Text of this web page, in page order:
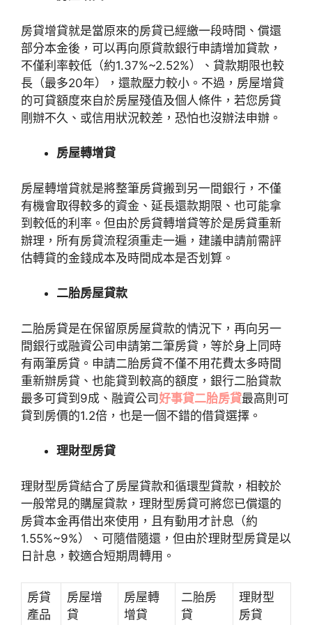
房貸增貸就是當原來的房貸已經繳一段時間、償還
部分本金後，可以再向原貸款銀行申請增加貸款，
不僅利率較低（約1.37%~2.52%）、貸款期限也較
長（最多20年），還款壓力較小。不過，房屋增貸
的可貸額度來自於房屋殘值及個人條件，若您房貸
剛辦不久、或信用狀況較差，恐怕也沒辦法申辦。
房屋轉增貸
房屋轉增貸就是將整筆房貸搬到另一間銀行，不僅
有機會取得較多的資金、延長還款期限、也可能拿
到較低的利率。但由於房貸轉增貸等於是房貸重新
辦理，所有房貸流程須重走一遍，建議申請前需評
估轉貸的金錢成本及時間成本是否划算。
二胎房屋貸款
二胎房貸是在保留原房屋貸款的情況下，再向另一
間銀行或融資公司申請第二筆房貸，等於身上同時
有兩筆房貸。申請二胎房貸不僅不用花費太多時間
重新辦房貸、也能貸到較高的額度，銀行二胎貸款
最多可貸到9成、融資公司好事貸二胎房貸最高則可
貸到房價的1.2倍，也是一個不錯的借貸選擇。
理財型房貸
理財型房貸結合了房屋貸款和循環型貸款，相較於
一般常見的購屋貸款，理財型房貸可將您已償還的
房貸本金再借出來使用，且有動用才計息（約
1.55%~9%）、可隨借隨還，但由於理財型房貸是以
日計息，較適合短期周轉用。
房貸
產品
房屋增
貸
房屋轉
增貸
二胎房
貸
理財型
房貸